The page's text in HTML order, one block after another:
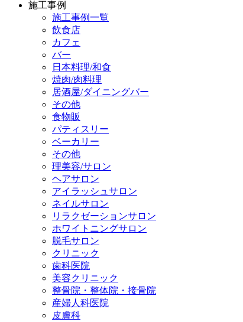
施工事例
施工事例一覧
飲食店
カフェ
バー
日本料理/和食
焼肉/肉料理
居酒屋/ダイニングバー
その他
食物販
パティスリー
ベーカリー
その他
理美容/サロン
ヘアサロン
アイラッシュサロン
ネイルサロン
リラクゼーションサロン
ホワイトニングサロン
脱毛サロン
クリニック
歯科医院
美容クリニック
整骨院・整体院・接骨院
産婦人科医院
皮膚科